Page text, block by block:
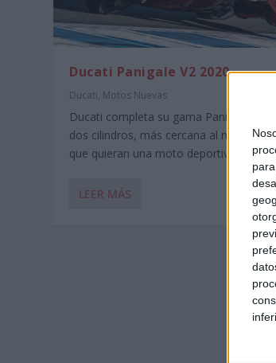
Ducati Panigale V2 2020
Ducati, Motos Nuevas
Ducati completa su gama Panigale con
dos cilindros, más cercana al mundo
que quieran una moto deportiva más
LEER MÁS